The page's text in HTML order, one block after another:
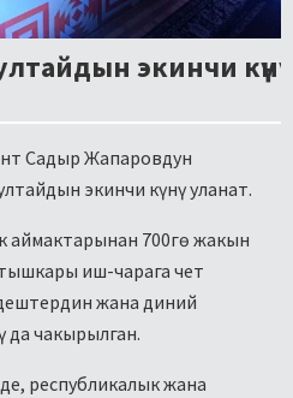
экинчи күнү
Садыр Жапаровдун
экинчи күнү уланат.
аймактарынан 700гө жакын
иш-чарага чет
жана диний
да чакырылган.
республикалык жана